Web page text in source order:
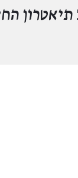
תיאטרון